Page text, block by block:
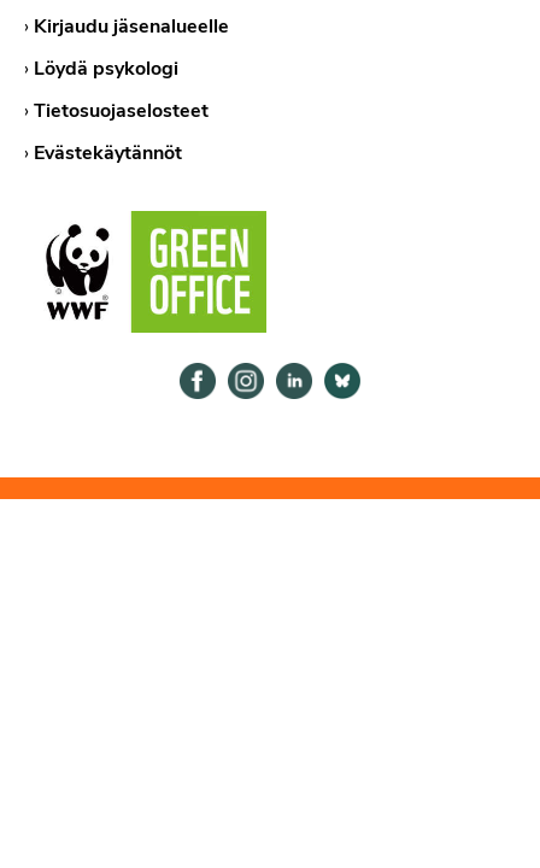
› Kirjaudu jäsenalueelle
› Löydä psykologi
›Tietosuojaselosteet
› Evästekäytännöt